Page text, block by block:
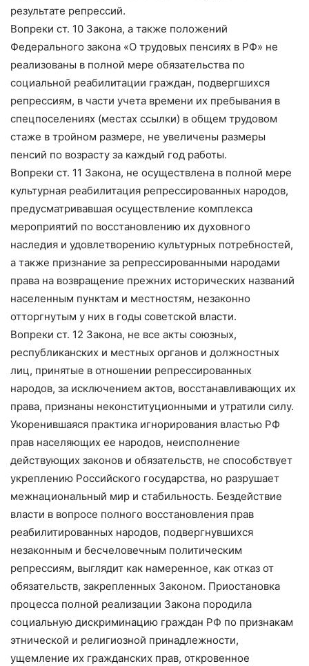
результате репрессий.
Вопреки ст. 10 Закона, а также положений
Федерального закона «О трудовых пенсиях в РФ» не
реализованы в полной мере обязательства по
социальной реабилитации граждан, подвергшихся
репрессиям, в части учета времени их пребывания в
спецпоселениях (местах ссылки) в общем трудовом
стаже в тройном размере, не увеличены размеры
пенсий по возрасту за каждый год работы.
Вопреки ст. 11 Закона, не осуществлена в полной мере
культурная реабилитация репрессированных народов,
предусматривавшая осуществление комплекса
мероприятий по восстановлению их духовного
наследия и удовлетворению культурных потребностей,
а также признание за репрессированными народами
права на возвращение прежних исторических названий
населенным пунктам и местностям, незаконно
отторгнутым у них в годы советской власти.
Вопреки ст. 12 Закона, не все акты союзных,
республиканских и местных органов и должностных
лиц, принятые в отношении репрессированных
народов, за исключением актов, восстанавливающих их
права, признаны неконституционными и утратили силу.
Укоренившаяся практика игнорирования властью РФ
прав населяющих ее народов, неисполнение
действующих законов и обязательств, не способствует
укреплению Российского государства, но разрушает
межнациональный мир и стабильность. Бездействие
власти в вопросе полного восстановления прав
реабилитированных народов, подвергнувшихся
незаконным и бесчеловечным политическим
репрессиям, выглядит как намеренное, как отказ от
обязательств, закрепленных Законом. Приостановка
процесса полной реализации Закона породила
социальную дискриминацию граждан РФ по признакам
этнической и религиозной принадлежности,
ущемление их гражданских прав, откровенное